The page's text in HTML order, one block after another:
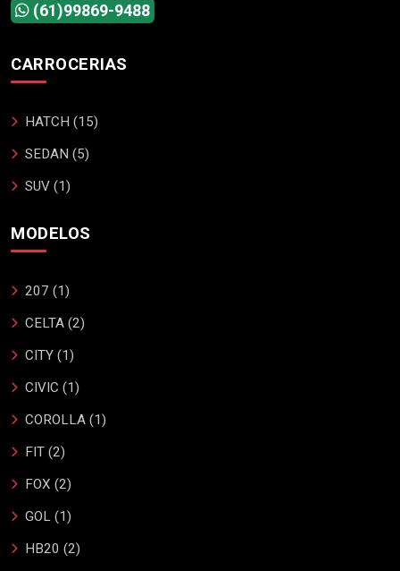
(61)99869-9488
CARROCERIAS
HATCH (15)
SEDAN (5)
SUV (1)
MODELOS
207 (1)
CELTA (2)
CITY (1)
CIVIC (1)
COROLLA (1)
FIT (2)
FOX (2)
GOL (1)
HB20 (2)